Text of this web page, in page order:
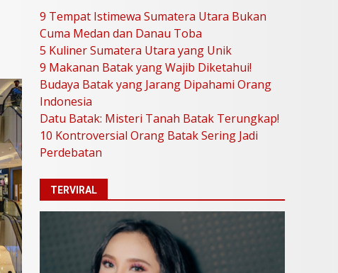
Toba
Juli 31, 2026
2
5 Kuliner Sumatera Utara
yang Unik
3 Juni 25, 2026
Datu Batak: Misteri Tanah
Batak Terungkap!
9 Tempat Istimewa Sumatera Utara Bukan
Cuma Medan dan Danau Toba
5 Kuliner Sumatera Utara yang Unik
9 Makanan Batak yang Wajib Diketahui!
Budaya Batak yang Jarang Dipahami Orang
Indonesia
Datu Batak: Misteri Tanah Batak Terungkap!
10 Kontroversial Orang Batak Sering Jadi
Perdebatan
TERVIRAL